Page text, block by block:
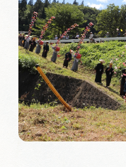
ぎふ旅レポー
早わかり岐阜
買い物・お土
体験予約サイ